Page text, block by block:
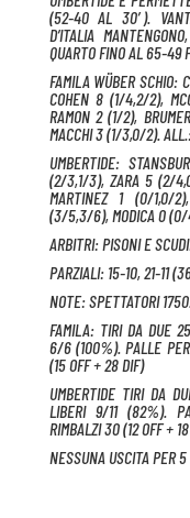
(52-40 AL 30′).
D’ITALIA
QUARTO FINO AL 65-49
FAMILA WÜBER
COHEN 8 (1/4,2/2),
RAMON 2 (1/2),
MACCHI 3 (1/3,0/2).
UMBERTIDE:
(2/3,1/3), ZARA 5 (2/
MARTINEZ 1 (0/1,0/
(3/5,3/6), MODICA 0 (0/
ARBITRI: PISONI E
PARZIALI: 15-10, 21-11
NOTE: SPETTATORI
FAMILA: TIRI DA DUE
6/6 (100%). PALLE
(15 OFF + 28 DIF)
UMBERTIDE TIRI DA
LIBERI 9/11 (82%).
RIMBALZI 30 (12 OFF +
NESSUNA USCITA PER 5